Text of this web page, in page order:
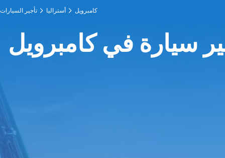
تأجير السيارات أستراليا كامبرويل
سيارة في كامبرويل